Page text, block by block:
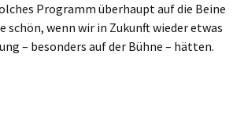
Programm überhaupt auf die Beine
schön, wenn wir in Zukunft wieder etwas
– besonders auf der Bühne – hätten.